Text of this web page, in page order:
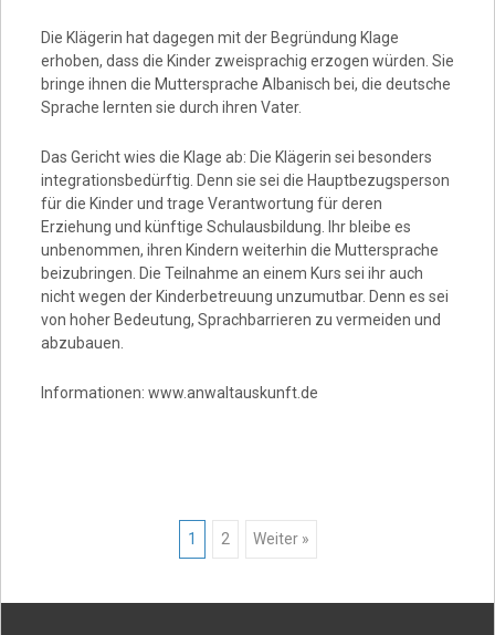
Die Klägerin hat dagegen mit der Begründung Klage
erhoben, dass die Kinder zweisprachig erzogen würden. Sie
bringe ihnen die Muttersprache Albanisch bei, die deutsche
Sprache lernten sie durch ihren Vater.
Das Gericht wies die Klage ab: Die Klägerin sei besonders
integrationsbedürftig. Denn sie sei die Hauptbezugsperson
für die Kinder und trage Verantwortung für deren
Erziehung und künftige Schulausbildung. Ihr bleibe es
unbenommen, ihren Kindern weiterhin die Muttersprache
beizubringen. Die Teilnahme an einem Kurs sei ihr auch
nicht wegen der Kinderbetreuung unzumutbar. Denn es sei
von hoher Bedeutung, Sprachbarrieren zu vermeiden und
abzubauen.
Informationen: www.anwaltauskunft.de
navigation
1 2 Weiter »